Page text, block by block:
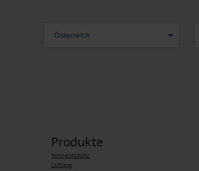
Österreich
Produkte
Sonnenschutz
Lüftung